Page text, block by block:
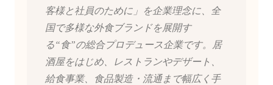
客様と社員のために」を企業理念に、全
国で多様な外食ブランドを展開す
る“食”の総合プロデュース企業です。居
酒屋をはじめ、レストランやデザート、
給食事業、食品製造・流通まで幅広く手